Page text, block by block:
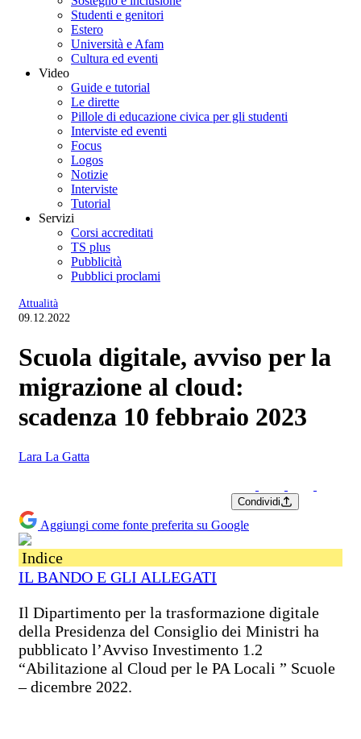
Studenti e genitori
Estero
Università e Afam
Cultura ed eventi
Video
Guide e tutorial
Le dirette
Pillole di educazione civica per gli studenti
Interviste ed eventi
Focus
Logos
Notizie
Interviste
Tutorial
Servizi
Corsi accreditati
TS plus
Pubblicità
Pubblici proclami
Attualità
09.12.2022
Scuola digitale, avviso per la
migrazione al cloud:
scadenza 10 febbraio 2023
Lara La Gatta
Condividi
Aggiungi come fonte preferita su Google
Indice
IL BANDO E GLI ALLEGATI
Il Dipartimento per la trasformazione digitale
della Presidenza del Consiglio dei Ministri ha
pubblicato l’Avviso Investimento 1.2
“Abilitazione al Cloud per le PA Locali ” Scuole
– dicembre 2022.